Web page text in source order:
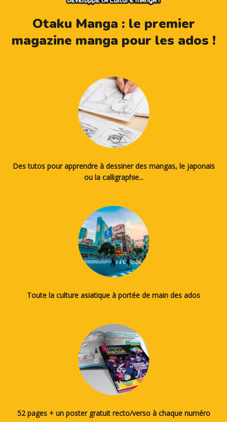
Otaku Manga : le premier
magazine manga pour les ados !
Des tutos pour apprendre à dessiner des mangas, le japonais
ou la calligraphie...
Toute la culture asiatique à portée de main des ados
52 pages + un poster gratuit recto/verso à chaque numéro